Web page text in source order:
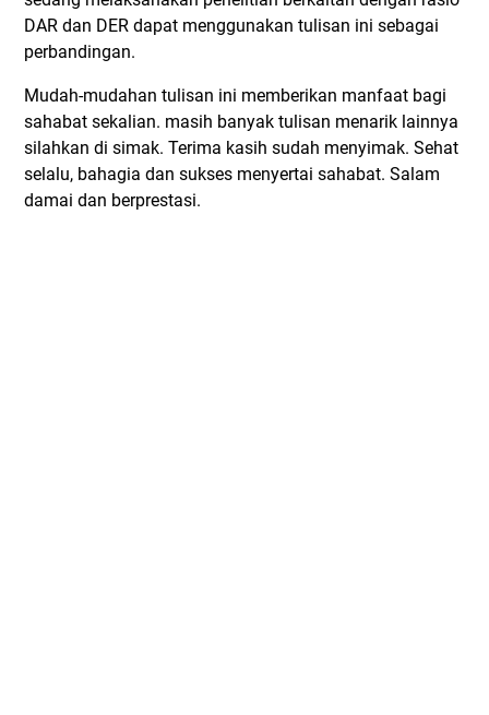
DAR dan DER dapat menggunakan tulisan ini sebagai
perbandingan.
Mudah-mudahan tulisan ini memberikan manfaat bagi
sahabat sekalian. masih banyak tulisan menarik lainnya
silahkan di simak. Terima kasih sudah menyimak. Sehat
selalu, bahagia dan sukses menyertai sahabat. Salam
damai dan berprestasi.